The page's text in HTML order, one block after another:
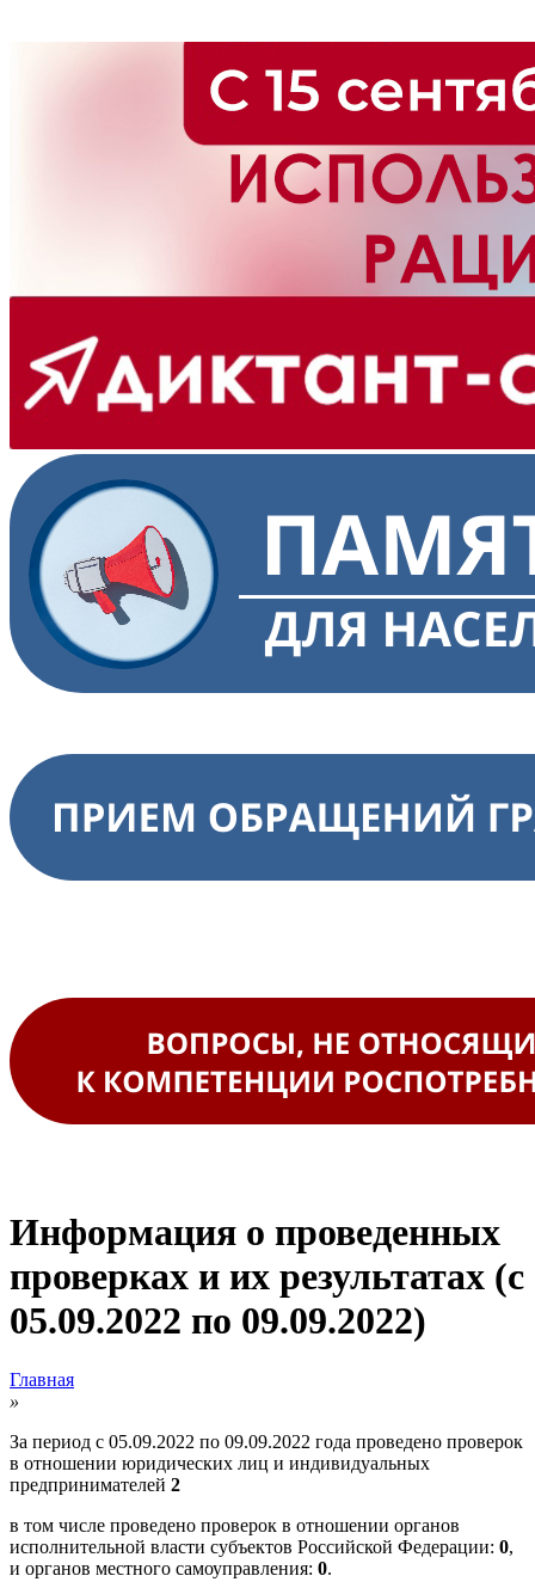
Информация о проведенных
проверках и их результатах (с
05.09.2022 по 09.09.2022)
Главная
»
За период с 05.09.2022 по 09.09.2022 года проведено проверок
в отношении юридических лиц и индивидуальных
предпринимателей 2
в том числе проведено проверок в отношении органов
исполнительной власти субъектов Российской Федерации: 0,
и органов местного самоуправления: 0.